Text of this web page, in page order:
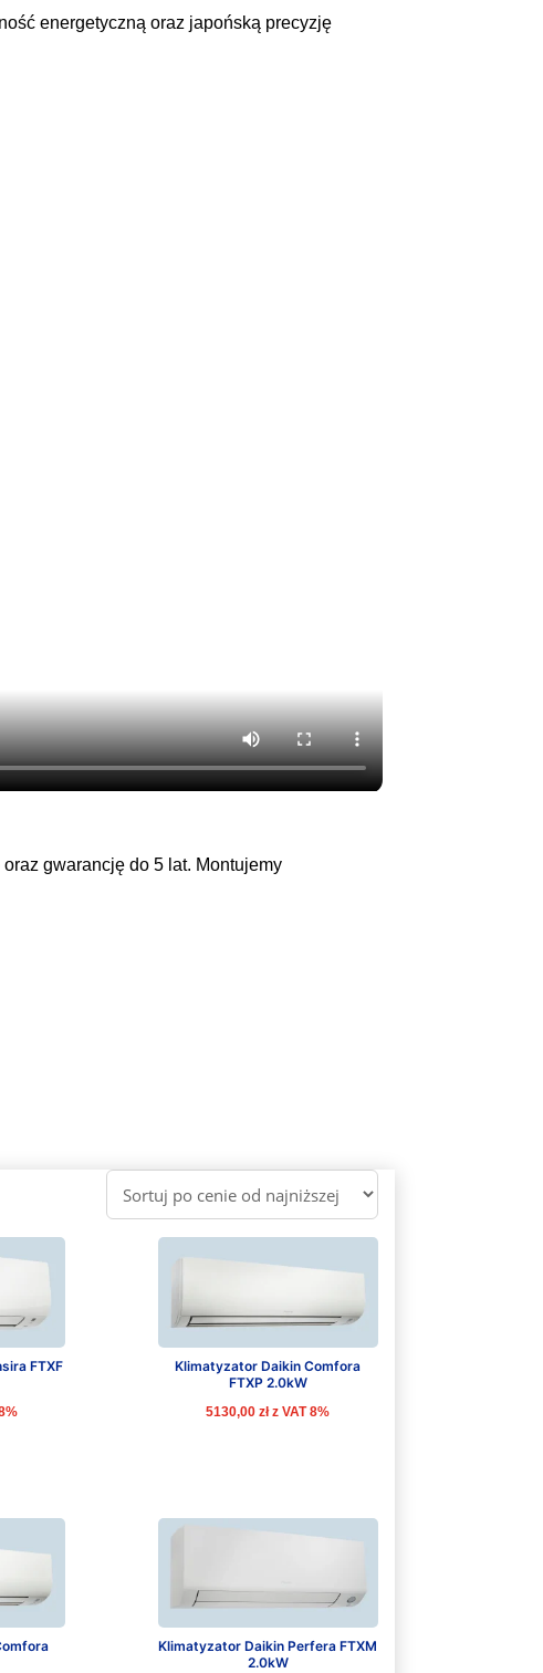
energetyczną oraz japońską precyzję
gwarancję do 5 lat. Montujemy
FTXF
Klimatyzator Daikin Comfora
FTXP 2.0kW
5130,00zł z VAT 8%
Klimatyzator Daikin Perfera FTXM
2.0kW